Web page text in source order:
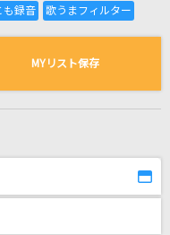
る曲の一覧
MYリスト保存